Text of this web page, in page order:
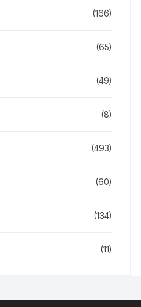
(166)
(65)
(49)
(8)
(493)
(60)
(134)
(11)